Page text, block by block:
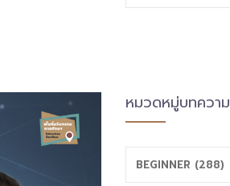
หมวดหมู่บทความ
BEGINNER (288)